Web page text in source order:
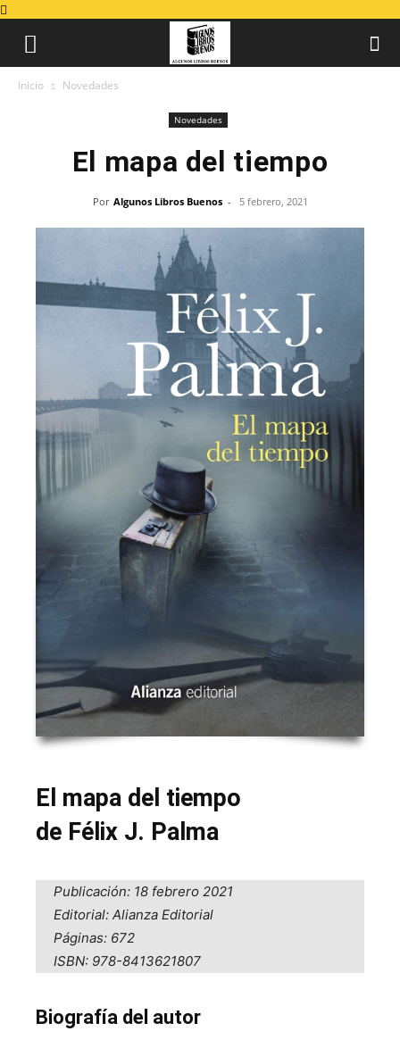
Inicio Novedades
Novedades
El mapa del tiempo
Por Algunos Libros Buenos - 5 febrero, 2021
El mapa del tiempo
de Félix J. Palma
Publicación: 18 febrero 2021
Editorial: Alianza Editorial
Páginas: 672
ISBN: 978-8413621807
Biografía del autor